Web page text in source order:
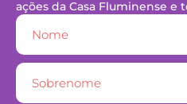
ações da Casa Fluminense e